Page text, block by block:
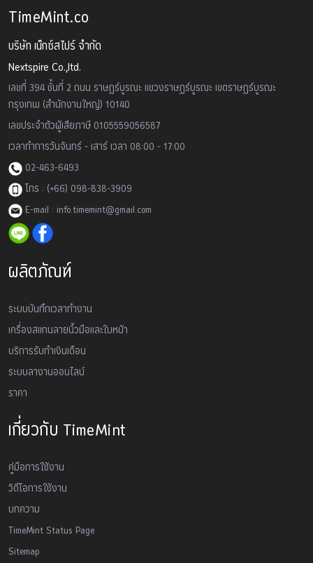
TimeMint.co
บริษัท เน็กซ์สไปร์ จำกัด
Nextspire Co.,ltd.
เลขที่ 394 ชั้นที่ 2 ถนน ราษฏร์บูรณะ แขวงราษฏร์บูรณะ เขตราษฏร์บูรณะ
กรุงเทพ (สำนักงานใหญ่) 10140
เลขประจำตัวผู้เสียภาษี 0105559056587
เวลาทำการวันจันทร์ - เสาร์ เวลา 08:00 - 17:00
02-463-6493
โทร : (+66) 098-838-3909
E-mail : info.timemint@gmail.com
ผลิตภัณฑ์
ระบบบันทึกเวลาทำงาน
เครื่องสเเกนลายนิ้วมือและใบหน้า
บริการรับทำเงินเดือน
ระบบลางานออนไลน์
ราคา
เกี่ยวกับ TimeMint
คู่มือการใช้งาน
วิดีโอการใช้งาน
บทความ
TimeMint Status Page
Sitemap